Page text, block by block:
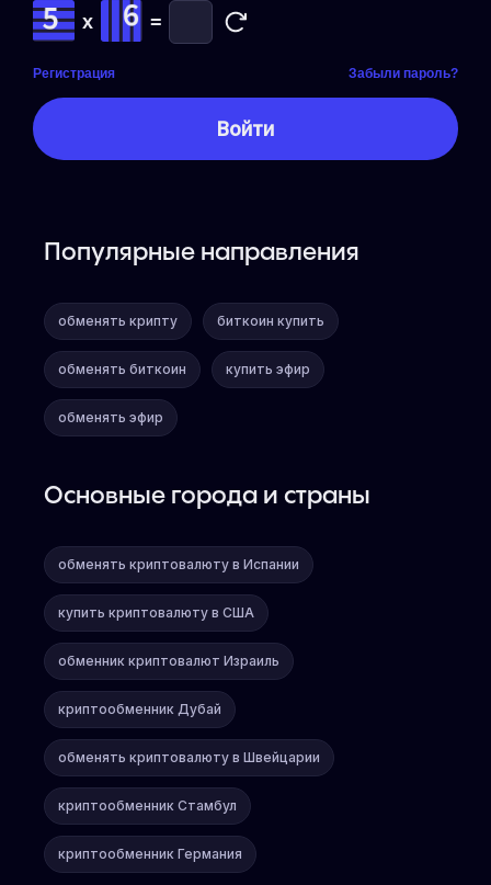
x =
Регистрация Забыли пароль?
Популярные направления
обменять крипту биткоин купить
обменять биткоин купить эфир
обменять эфир
Основные города и страны
обменять криптовалюту в Испании
купить криптовалюту в США
обменник криптовалют Израиль
криптообменник Дубай
обменять криптовалюту в Швейцарии
криптообменник Стамбул
криптообменник Германия